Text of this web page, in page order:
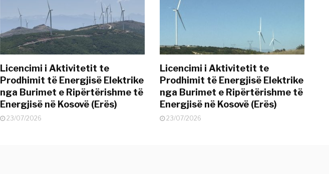
Licencimi i Aktivitetit te
Prodhimit të Energjisë Elektrike
nga Burimet e Ripërtërishme të
Energjisë në Kosovë (Erës)
23/07/2026
Licencimi i Aktivitetit te
Prodhimit të Energjisë Elektrike
nga Burimet e Ripërtërishme të
Energjisë në Kosovë (Erës)
23/07/2026